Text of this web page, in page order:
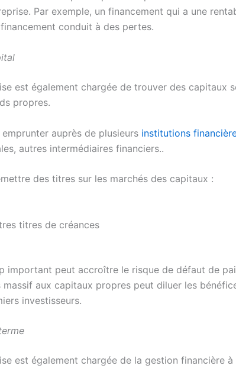
Par exemple, un financement qui a une
conduit à des pertes.
est également chargée de trouver des capitaux
propres.
auprès de plusieurs institutions
autres intermédiaires financiers..
des titres sur les marchés des capitaux :
titres de créances
important peut accroître le risque de défaut de
massif aux capitaux propres peut diluer les
investisseurs.
est également chargée de la gestion financière